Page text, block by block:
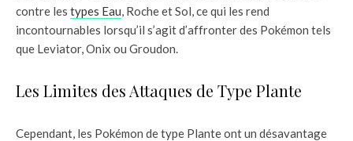
contre les types Eau, Roche et Sol, ce qui les rend
incontournables lorsqu’il s’agit d’affronter des Pokémon tels
que Leviator, Onix ou Groudon.
Les Limites des Attaques de Type Plante
Cependant, les Pokémon de type Plante ont un désavantage